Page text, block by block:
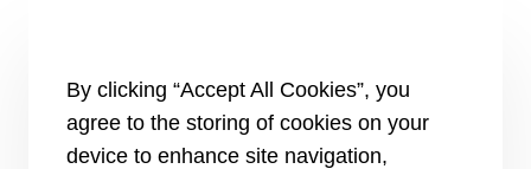
BRONNEN
Brochures
Video's
By clicking “Accept All Cookies”, you
agree to the storing of cookies on your
device to enhance site navigation,